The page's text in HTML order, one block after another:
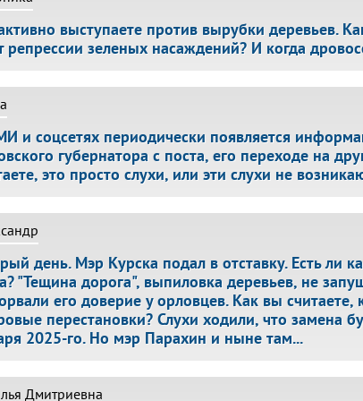
выступаете против вырубки деревьев.
репрессии зеленых насаждений? И когда
и соцсетях периодически появляется
губернатора с поста, его переходе на
это просто слухи, или эти слухи не
день. Мэр Курска подал в отставку. Есть ли
"Тещина дорога", выпиловка деревьев, не
его доверие у орловцев. Как вы считаете,
перестановки? Слухи ходили, что замена
2025-го. Но мэр Парахин и ныне там...
Дмитриевна